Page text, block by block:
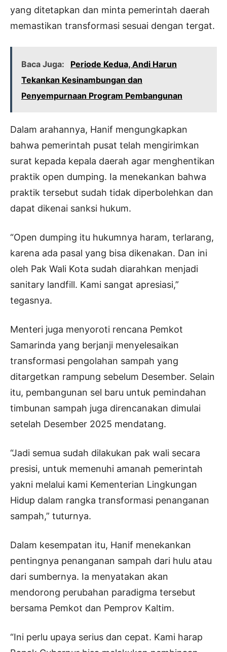
yang ditetapkan dan minta pemerintah daerah
memastikan transformasi sesuai dengan tergat.
Baca Juga:
Periode Kedua, Andi Harun
Tekankan Kesinambungan dan
Penyempurnaan Program Pembangunan
Dalam arahannya, Hanif mengungkapkan
bahwa pemerintah pusat telah mengirimkan
surat kepada kepala daerah agar menghentikan
praktik open dumping. Ia menekankan bahwa
praktik tersebut sudah tidak diperbolehkan dan
dapat dikenai sanksi hukum.
“Open dumping itu hukumnya haram, terlarang,
karena ada pasal yang bisa dikenakan. Dan ini
oleh Pak Wali Kota sudah diarahkan menjadi
sanitary landfill. Kami sangat apresiasi,”
tegasnya.
Menteri juga menyoroti rencana Pemkot
Samarinda yang berjanji menyelesaikan
transformasi pengolahan sampah yang
ditargetkan rampung sebelum Desember. Selain
itu, pembangunan sel baru untuk pemindahan
timbunan sampah juga direncanakan dimulai
setelah Desember 2025 mendatang.
“Jadi semua sudah dilakukan pak wali secara
presisi, untuk memenuhi amanah pemerintah
yakni melalui kami Kementerian Lingkungan
Hidup dalam rangka transformasi penanganan
sampah,” tuturnya.
Dalam kesempatan itu, Hanif menekankan
pentingnya penanganan sampah dari hulu atau
dari sumbernya. Ia menyatakan akan
mendorong perubahan paradigma tersebut
bersama Pemkot dan Pemprov Kaltim.
“Ini perlu upaya serius dan cepat. Kami harap